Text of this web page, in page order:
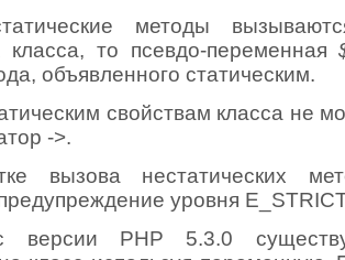
методы
класса, то псевдо-переменная
объявленного статическим.
свойствам класса не
->.
вызова нестатических
уровня
версии PHP 5.3.0